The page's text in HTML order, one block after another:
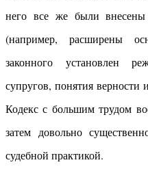
него все же были
(например, расширены
законного установлен
супругов, понятия
Кодекс с большим трудом
затем довольно
судебной практикой.